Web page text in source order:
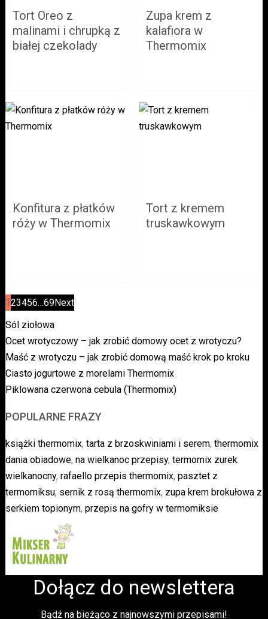
Tort Oreo z
malinami i chrupką z
białej czekolady
Zupa krem z
kalafiora w
Thermomix
Konfitura z płatków
róży w Thermomix
Tort z kremem
truskawkowym
Stronicowanie
wpisów
123456…69Next
Sól ziołowa
Ocet wrotyczowy – jak zrobić domowy ocet z wrotyczu?
Maść z wrotyczu – jak zrobić domową maść krok po kroku
Ciasto jogurtowe z morelami Thermomix
Piklowana czerwona cebula (Thermomix)
POPULARNE FRAZY
książki thermomix, tarta z brzoskwiniami i serem, thermomix
dania obiadowe, na wielkanoc przepisy, termomix zurek
wielkanocny, rafaello przepis thermomix, pasztet z
termomiksu, sernik z rosą thermomix, zupa krem brokułowa z
serkiem topionym, przepis na gofry w termomiksie
Dołącz do newslettera
Bądź na bieżąco z najnowszymi przepisami!